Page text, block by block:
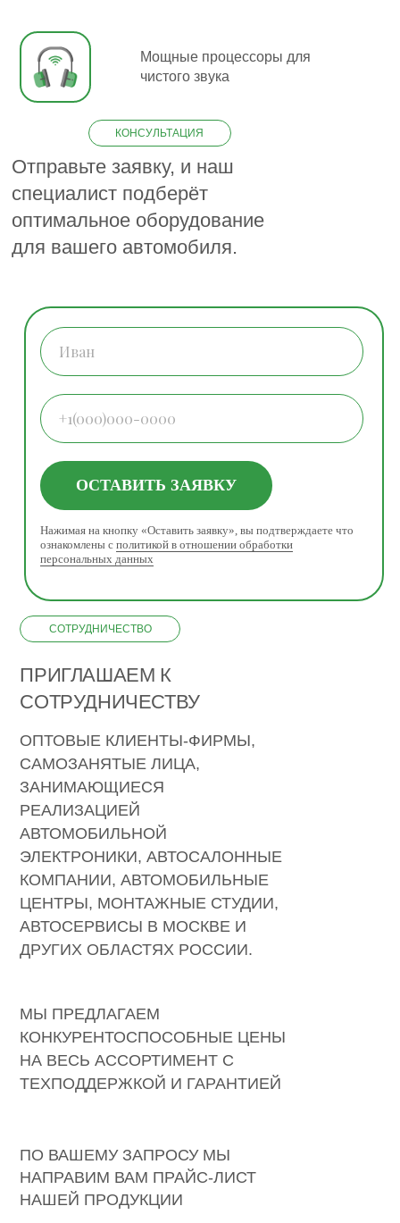
Мощные процессоры для
чистого звука
Отправьте заявку, и наш
специалист подберёт
оптимальное оборудование
для вашего автомобиля.
КОНСУЛЬТАЦИЯ
ОСТАВИТЬ ЗАЯВКУ
Нажимая на кнопку «Оставить заявку», вы подтверждаете что
ознакомлены с политикой в отношении обработки
персональных данных
ПРИГЛАШАЕМ К
СОТРУДНИЧЕСТВУ
СОТРУДНИЧЕСТВО
ОПТОВЫЕ КЛИЕНТЫ-ФИРМЫ,
САМОЗАНЯТЫЕ ЛИЦА,
ЗАНИМАЮЩИЕСЯ
РЕАЛИЗАЦИЕЙ
АВТОМОБИЛЬНОЙ
ЭЛЕКТРОНИКИ, АВТОСАЛОННЫЕ
КОМПАНИИ, АВТОМОБИЛЬНЫЕ
ЦЕНТРЫ, МОНТАЖНЫЕ СТУДИИ,
АВТОСЕРВИСЫ В МОСКВЕ И
ДРУГИХ ОБЛАСТЯХ РОССИИ.
МЫ ПРЕДЛАГАЕМ
КОНКУРЕНТОСПОСОБНЫЕ ЦЕНЫ
НА ВЕСЬ АССОРТИМЕНТ С
ТЕХПОДДЕРЖКОЙ И ГАРАНТИЕЙ
ПО ВАШЕМУ ЗАПРОСУ МЫ
НАПРАВИМ ВАМ ПРАЙС-ЛИСТ
НАШЕЙ ПРОДУКЦИИ